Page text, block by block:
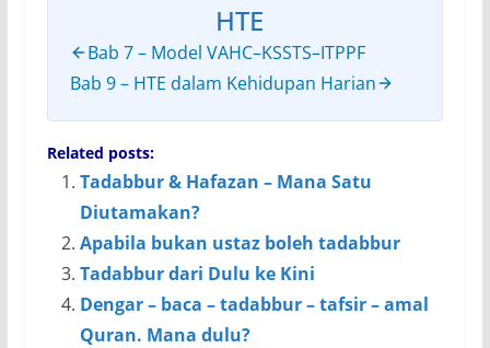
HTE
Bab 7 – Model VAHC–KSSTS–ITPPF
Bab 9 – HTE dalam Kehidupan Harian
Related posts:
Tadabbur & Hafazan – Mana Satu
Diutamakan?
Apabila bukan ustaz boleh tadabbur
Tadabbur dari Dulu ke Kini
Dengar – baca – tadabbur – tafsir – amal
Quran. Mana dulu?